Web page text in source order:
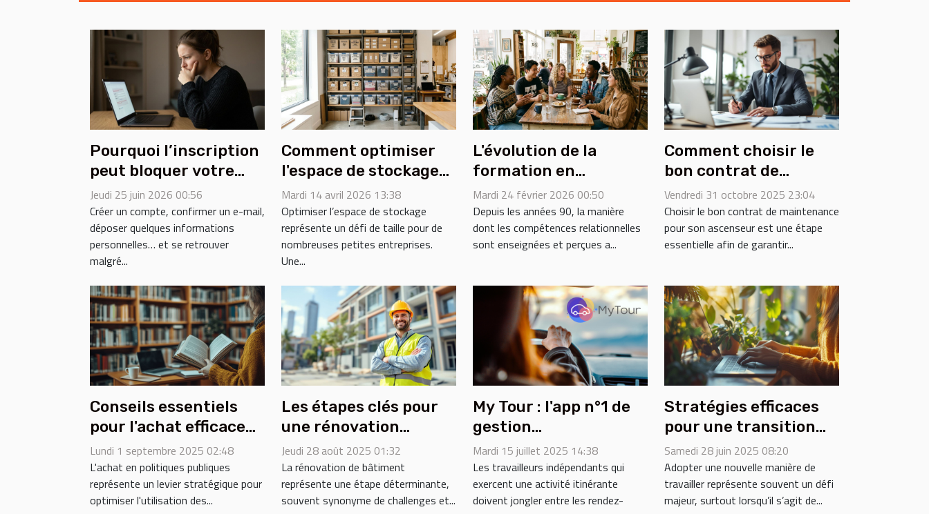
Pourquoi l’inscription
peut bloquer votre
accès aux tests
rémunérés
Jeudi 25 juin 2026 00:56
Créer un compte, confirmer un e-mail,
déposer quelques informations
personnelles… et se retrouver
malgré...
Comment optimiser
l'espace de stockage
pour les petites
entreprises ?
Mardi 14 avril 2026 13:38
Optimiser l’espace de stockage
représente un défi de taille pour de
nombreuses petites entreprises.
Une...
L'évolution de la
formation en
compétences
relationnelles depuis
les années 90
Mardi 24 février 2026 00:50
Depuis les années 90, la manière
dont les compétences relationnelles
sont enseignées et perçues a...
Comment choisir le
bon contrat de
maintenance pour
votre ascenseur ?
Vendredi 31 octobre 2025 23:04
Choisir le bon contrat de maintenance
pour son ascenseur est une étape
essentielle afin de garantir...
Conseils essentiels
pour l'achat efficace
en politiques
publiques
Lundi 1 septembre 2025 02:48
L'achat en politiques publiques
représente un levier stratégique pour
optimiser l'utilisation des...
Les étapes clés pour
une rénovation
réussie de bâtiment
Jeudi 28 août 2025 01:32
La rénovation de bâtiment
représente une étape déterminante,
souvent synonyme de challenges et...
My Tour : l'app n°1 de
gestion
administrative pour
les indépendants en
déplacement !
Mardi 15 juillet 2025 14:38
Les travailleurs indépendants qui
exercent une activité itinérante
doivent jongler entre les rendez-
Stratégies efficaces
pour une transition
sereine vers le
freelance
Samedi 28 juin 2025 08:20
Adopter une nouvelle manière de
travailler représente souvent un défi
majeur, surtout lorsqu’il s’agit de...